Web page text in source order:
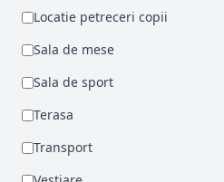
Locatie petreceri copii
Sala de mese
Sala de sport
Terasa
Transport